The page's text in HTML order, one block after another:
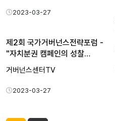
2023-03-27
제2회 국가거버넌스전략포럼 -
"자치분권 캠페인의 성찰…
거버넌스센터TV
2023-03-27